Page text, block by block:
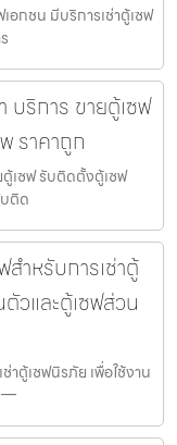
อกชน มีบริการเช่าตู้เซฟ
บริการ ขายตู้เซฟ
ราคาถูก
ตู้เซฟ รับติดตั้งตู้เซฟ
ติด
ำหรับการเช่าตู้
วและตู้เซฟส่วน
าตู้เซฟนิรภัย เพื่อใช้งาน
—